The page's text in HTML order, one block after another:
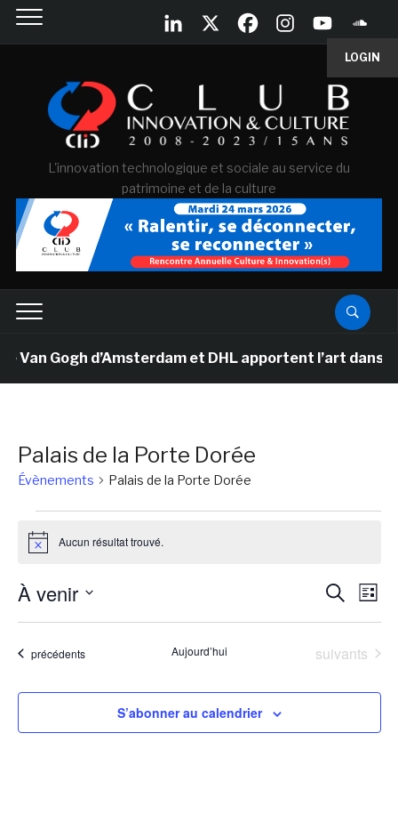
LOGIN
L'innovation technologique et sociale au service du
patrimoine et de la culture
Van Gogh d’Amsterdam et DHL apportent l’art dans
Palais de la Porte Dorée
Évènements Palais de la Porte Dorée
Évènements
Notice Aucun résultat trouvé.
et
Liste
À venir
Sélectionnez
Évènements
précédents Aujourd’hui Évènements
suivants
S’abonner au calendrier